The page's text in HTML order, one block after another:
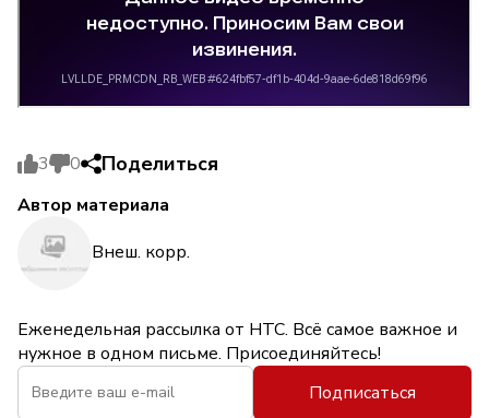
3 0 Поделиться
Автор материала
Внеш. корр.
Еженедельная рассылка от НТС. Всё самое важное и
нужное в одном письме. Присоединяйтесь!
Подписаться